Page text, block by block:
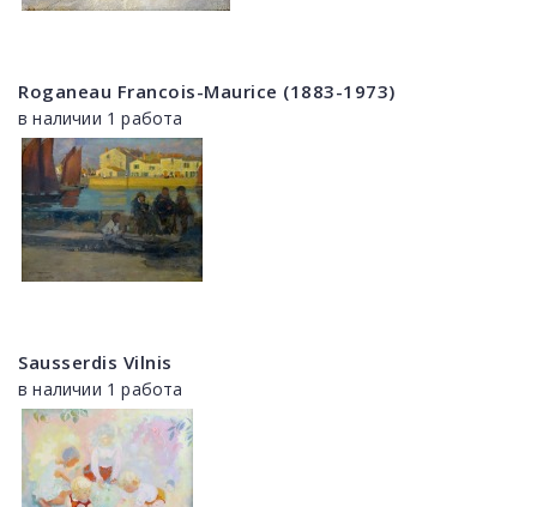
Roganeau Francois-Maurice (1883-1973)
в наличии 1 работа
Sausserdis Vilnis
в наличии 1 работа